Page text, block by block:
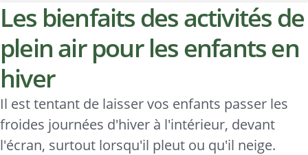
Les bienfaits des activités de
plein air pour les enfants en
hiver
Il est tentant de laisser vos enfants passer les
froides journées d'hiver à l'intérieur, devant
l'écran, surtout lorsqu'il pleut ou qu'il neige.